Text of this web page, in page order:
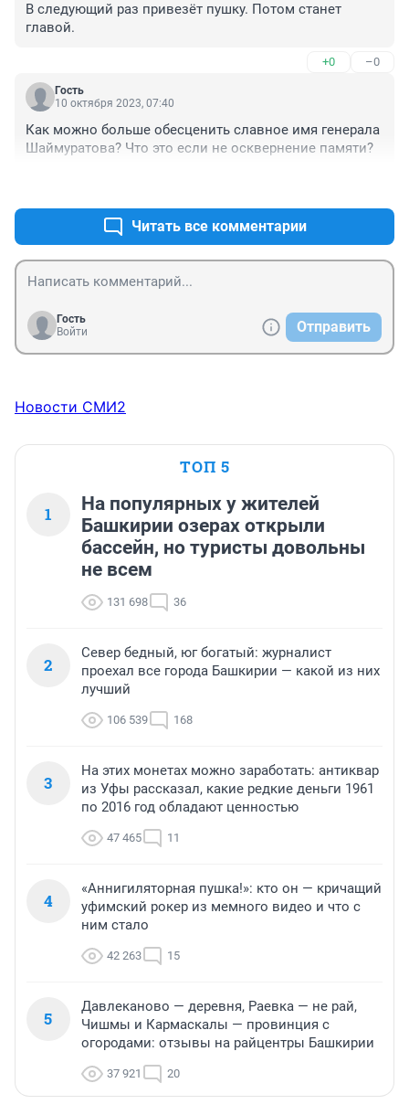
В следующий раз привезёт пушку. Потом станет
главой.
+0 –0
Гость
10 октября 2023, 07:40
Как можно больше обесценить славное имя генерала
Шаймуратова? Что это если не осквернение памяти?
Читать все комментарии
Гость
Войти
Отправить
Новости СМИ2
ТОП 5
1
На популярных у жителей
Башкирии озерах открыли
бассейн, но туристы довольны
не всем
131 698 36
2
Север бедный, юг богатый: журналист
проехал все города Башкирии — какой из них
лучший
106 539 168
3
На этих монетах можно заработать: антиквар
из Уфы рассказал, какие редкие деньги 1961
по 2016 год обладают ценностью
47 465 11
4
«Аннигиляторная пушка!»: кто он — кричащий
уфимский рокер из мемного видео и что с
ним стало
42 263 15
5
Давлеканово — деревня, Раевка — не рай,
Чишмы и Кармаскалы — провинция с
огородами: отзывы на райцентры Башкирии
37 921 20